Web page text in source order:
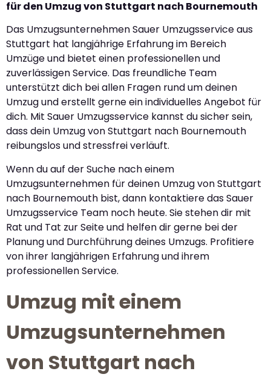
für den Umzug von Stuttgart nach Bournemouth
Das Umzugsunternehmen Sauer Umzugsservice aus
Stuttgart hat langjährige Erfahrung im Bereich
Umzüge und bietet einen professionellen und
zuverlässigen Service. Das freundliche Team
unterstützt dich bei allen Fragen rund um deinen
Umzug und erstellt gerne ein individuelles Angebot für
dich. Mit Sauer Umzugsservice kannst du sicher sein,
dass dein Umzug von Stuttgart nach Bournemouth
reibungslos und stressfrei verläuft.
Wenn du auf der Suche nach einem
Umzugsunternehmen für deinen Umzug von Stuttgart
nach Bournemouth bist, dann kontaktiere das Sauer
Umzugsservice Team noch heute. Sie stehen dir mit
Rat und Tat zur Seite und helfen dir gerne bei der
Planung und Durchführung deines Umzugs. Profitiere
von ihrer langjährigen Erfahrung und ihrem
professionellen Service.
Umzug mit einem
Umzugsunternehmen
von Stuttgart nach